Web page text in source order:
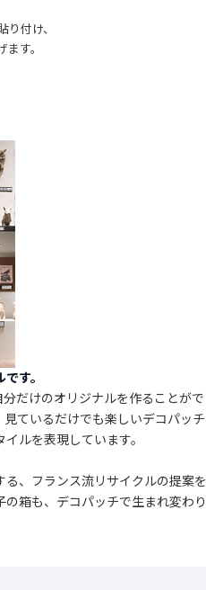
付け、
す。
す。
だけのオリジナルを作ること
ているだけでも楽しいデコパ
ルを表現しています。
、フランス流リサイクルの提案を
箱も、デコパッチで生まれ変わり